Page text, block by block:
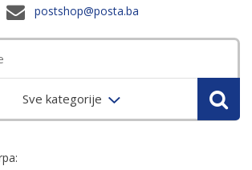
postshop@posta.ba
Sve kategorije